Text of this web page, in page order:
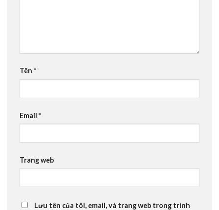
Tên *
Email *
Trang web
Lưu tên của tôi, email, và trang web trong trình